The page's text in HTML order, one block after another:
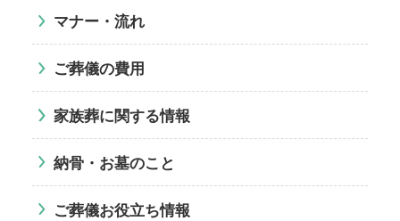
マナー・流れ
ご葬儀の費用
家族葬に関する情報
納骨・お墓のこと
ご葬儀お役立ち情報